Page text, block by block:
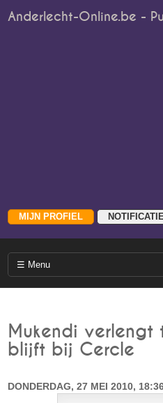
Anderlecht-Online.be -
Mukendi
blijft bij Cercle
DONDERDAG, 27 MEI 2010,